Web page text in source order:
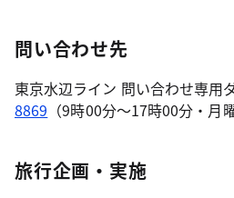
問い合わせ先
東京水辺ライン 問い合わせ専用
8869 （9時00分～17時00分・月
旅行企画・実施